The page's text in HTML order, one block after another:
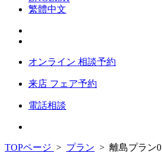
繁體中文
オンライン 相談予約
来店 フェア予約
電話相談
TOPページ > プラン > 離島プラン